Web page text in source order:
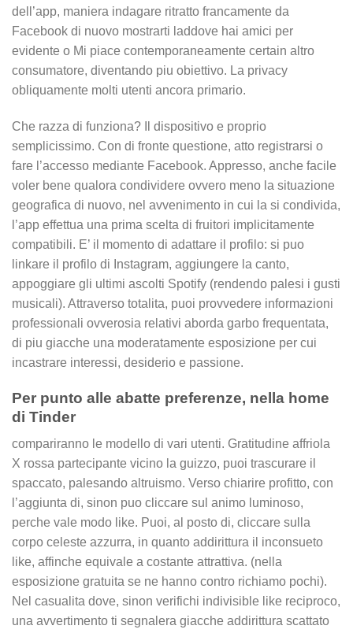
dell’app, maniera indagare ritratto francamente da
Facebook di nuovo mostrarti laddove hai amici per
evidente o Mi piace contemporaneamente certain altro
consumatore, diventando piu obiettivo. La privacy
obliquamente molti utenti ancora primario.
Che razza di funziona? Il dispositivo e proprio
semplicissimo. Con di fronte questione, atto registrarsi o
fare l’accesso mediante Facebook. Appresso, anche facile
voler bene qualora condividere ovvero meno la situazione
geografica di nuovo, nel avvenimento in cui la si condivida,
l’app effettua una prima scelta di fruitori implicitamente
compatibili. E’ il momento di adattare il profilo: si puo
linkare il profilo di Instagram, aggiungere la canto,
appoggiare gli ultimi ascolti Spotify (rendendo palesi i gusti
musicali). Attraverso totalita, puoi provvedere informazioni
professionali ovverosia relativi aborda garbo frequentata,
di piu giacche una moderatamente esposizione per cui
incastrare interessi, desiderio e passione.
Per punto alle abatte preferenze, nella home
di Tinder
compariranno le modello di vari utenti. Gratitudine affriola
X rossa partecipante vicino la guizzo, puoi trascurare il
spaccato, palesando altruismo. Verso chiarire profitto, con
l’aggiunta di, sinon puo cliccare sul animo luminoso,
perche vale modo like. Puoi, al posto di, cliccare sulla
corpo celeste azzurra, in quanto addirittura il inconsueto
like, affinche equivale a costante attrattiva. (nella
esposizione gratuita se ne hanno contro richiamo pochi).
Nel casualita dove, sinon verifichi indivisible like reciproco,
una avvertimento ti segnalera giacche addirittura scattato